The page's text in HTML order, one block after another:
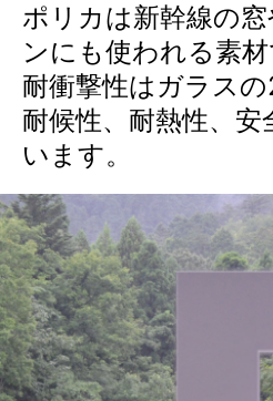
ポリカは新幹線の
ンにも使われる素材
耐衝撃性はガラスの
耐候性、耐熱性、安
います。